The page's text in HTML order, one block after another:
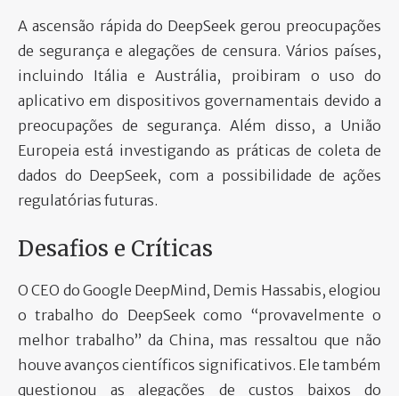
A ascensão rápida do DeepSeek gerou preocupações
de segurança e alegações de censura. Vários países,
incluindo Itália e Austrália, proibiram o uso do
aplicativo em dispositivos governamentais devido a
preocupações de segurança. Além disso, a União
Europeia está investigando as práticas de coleta de
dados do DeepSeek, com a possibilidade de ações
regulatórias futuras.
Desafios e Críticas
O CEO do Google DeepMind, Demis Hassabis, elogiou
o trabalho do DeepSeek como “provavelmente o
melhor trabalho” da China, mas ressaltou que não
houve avanços científicos significativos. Ele também
questionou as alegações de custos baixos do